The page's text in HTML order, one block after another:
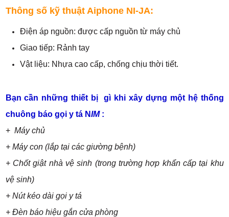
Thông số kỹ thuật Aiphone NI-JA:
Điện áp nguồn: được cấp nguồn từ máy chủ
Giao tiếp: Rảnh tay
Vật liệu: Nhựa cao cấp, chống chịu thời tiết.
Bạn cần những thiết bị gì khi xây dựng một hệ thống
chuông báo gọi y tá NIM:
+ Máy chủ
+ Máy con (lắp tại các giường bệnh)
+ Chốt giật nhà vệ sinh (trong trường hợp khẩn cấp tại khu
vệ sinh)
+ Nút kéo dài gọi y tá
+ Đèn báo hiệu gắn cửa phòng